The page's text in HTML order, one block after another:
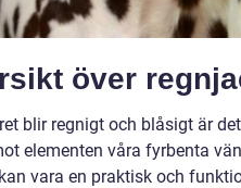
över
blir regnigt och blåsigt är
elementen våra fyrbenta
vara en praktisk och